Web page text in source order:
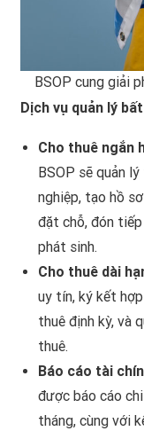
BSOP cung giải
Dịch vụ quản lý
Cho thuê ngắn
BSOP sẽ quản
nghiệp, tạo hồ
đặt chỗ, đón tiếp
phát sinh.
Cho thuê dài
uy tín, ký kết
thuê định kỳ, và
thuê.
Báo cáo tài
được báo cáo
tháng, cùng với